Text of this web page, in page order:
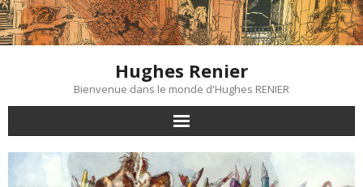
Skip
to
content
Hughes Renier
Bienvenue dans le monde d'Hughes RENIER